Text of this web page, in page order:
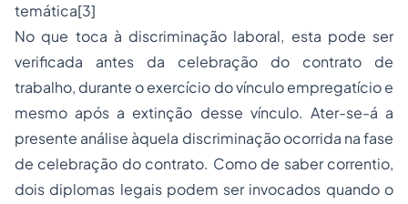
temática[3]
No que toca à discriminação laboral, esta pode ser
verificada antes da celebração do contrato de
trabalho, durante o exercício do vínculo empregatício e
mesmo após a extinção desse vínculo. Ater-se-á a
presente análise àquela discriminação ocorrida na fase
de celebração do contrato. Como de saber correntio,
dois diplomas legais podem ser invocados quando o